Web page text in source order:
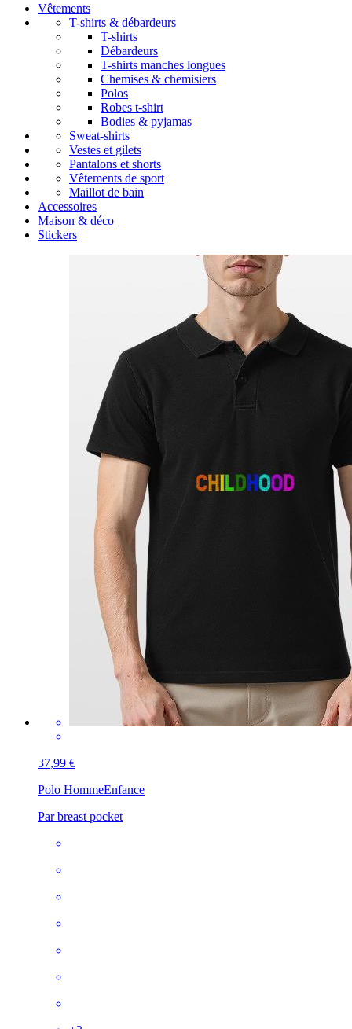
Vêtements
T-shirts & débardeurs
T-shirts
Débardeurs
T-shirts manches longues
Chemises & chemisiers
Polos
Robes t-shirt
Bodies & pyjamas
Sweat-shirts
Vestes et gilets
Pantalons et shorts
Vêtements de sport
Maillot de bain
Accessoires
Maison & déco
Stickers
37,99 €
Polo HommeEnfance
Par breast pocket